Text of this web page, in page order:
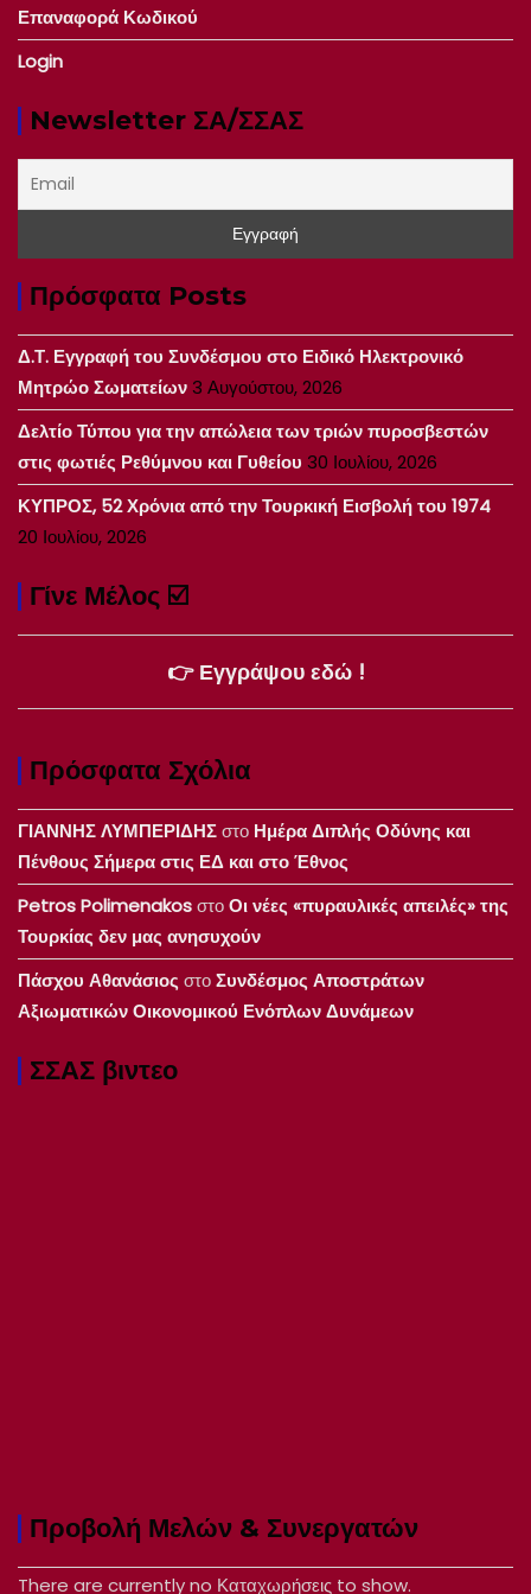
Επαναφορά Κωδικού
Login
Newsletter ΣΑ/ΣΣΑΣ
Πρόσφατα Posts
Δ.Τ. Εγγραφή του Συνδέσμου στο Ειδικό Ηλεκτρονικό
Μητρώο Σωματείων3 Αυγούστου, 2026
Δελτίο Τύπου για την απώλεια των τριών πυροσβεστών
στις φωτιές Ρεθύμνου και Γυθείου 30 Ιουλίου, 2026
ΚΥΠΡΟΣ, 52 Χρόνια από την Τουρκική Εισβολή του 1974
20 Ιουλίου, 2026
Γίνε Μέλος ☑️
👉 Εγγράψου εδώ !
Πρόσφατα Σχόλια
ΓΙΑΝΝΗΣ ΛΥΜΠΕΡΙΔΗΣστο Ημέρα Διπλής Οδύνης και
Πένθους Σήμερα στις ΕΔ και στο Έθνος
Petros PolimenakosστοΟι νέες «πυραυλικές απειλές» της
Τουρκίας δεν μας ανησυχούν
Πάσχου ΑθανάσιοςστοΣυνδέσμος Αποστράτων
Αξιωματικών Οικονομικού Ενόπλων Δυνάμεων
ΣΣΑΣ βιντεο
Προβολή Μελών & Συνεργατών
There are currently no Καταχωρήσεις to show.